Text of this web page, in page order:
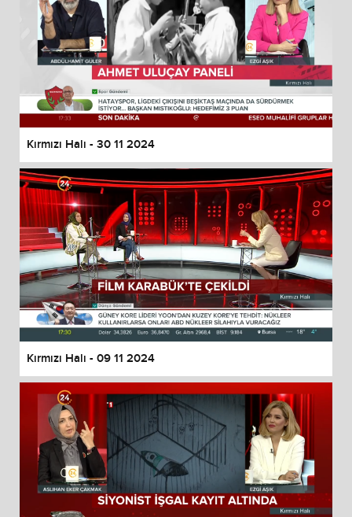
Kırmızı Halı - 30 11 2024
Kırmızı Halı - 09 11 2024